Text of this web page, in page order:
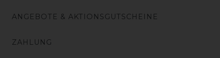
ANGEBOTE & AKTIONSGUTSCHEINE
ZAHLUNG